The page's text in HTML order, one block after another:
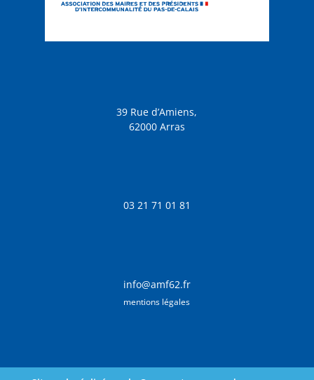
39 Rue d’Amiens,
62000 Arras
03 21 71 01 81
info@amf62.fr
mentions légales